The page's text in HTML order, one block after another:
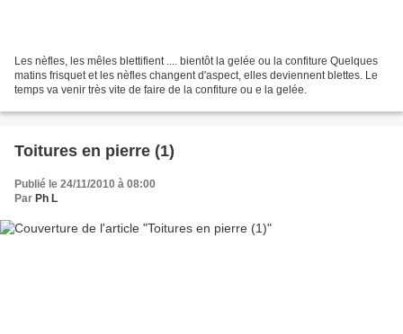
Les nèfles, les mêles blettifient .... bientôt la gelée ou la confiture Quelques
matins frisquet et les nèfles changent d'aspect, elles deviennent blettes. Le
temps va venir très vite de faire de la confiture ou e la gelée.
Toitures en pierre (1)
Publié le 24/11/2010 à 08:00
Par Ph L